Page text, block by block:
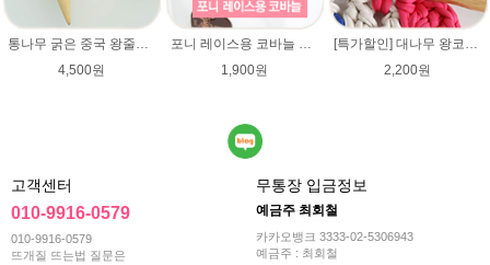
통나무 굵은 중국 왕줄바늘(15mm)/총길이 70~72cm/루피망고모자뜨기 줄바늘/굵은대바늘/네츄럴울/컨트리/컨트리뉴/매직소프트
4,500원
포니 레이스용 코바늘 0.9mm/1.0mm/1.25mm/1.5mm/1.75mm/레이스용코바늘/lace/레이스코바늘
1,900원
[특가할인] 대나무 왕코바늘/가볍고 견고한 굵은코바늘/저렴한 가격 왕코바늘/모사용코바늘/패브릭얀 코바늘/루피망고 코바늘
2,200원
고객센터
010-9916-0579
010-9916-0579
뜨개질 뜨는법 질문은
무통장 입금정보
예금주 최회철
카카오뱅크 3333-02-5306943
예금주 : 최회철